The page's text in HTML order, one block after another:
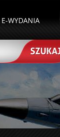
E-WYDANIA